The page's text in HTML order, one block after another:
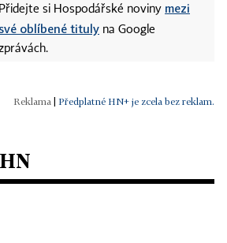
Přidejte si Hospodářské noviny mezi
své oblíbené tituly na Google
Předplatné HN+ je zcela bez reklam.